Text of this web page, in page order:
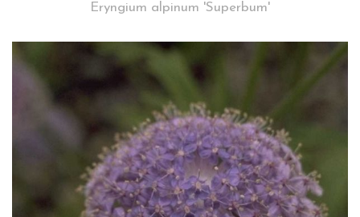
Eryngium alpinum 'Superbum'